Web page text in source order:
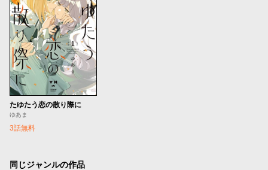
たゆたう恋の散り際に
ゆあま
3話無料
同じジャンルの作品